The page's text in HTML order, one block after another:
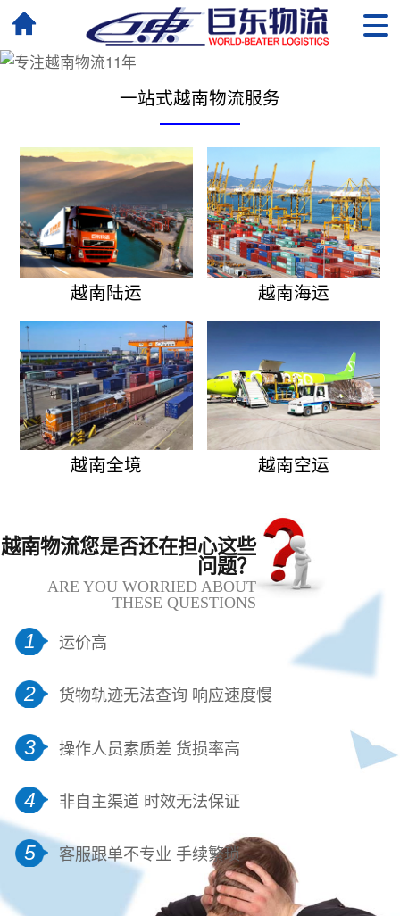
一站式越南物流服务
越南陆运 越南海运
越南全境 越南空运
越南物流您是否还在担心这些
问题？
ARE YOU WORRIED ABOUT
THESE QUESTIONS
1 运价高
2 货物轨迹无法查询 响应速度慢
3 操作人员素质差 货损率高
4 非自主渠道 时效无法保证
5 客服跟单不专业 手续繁琐